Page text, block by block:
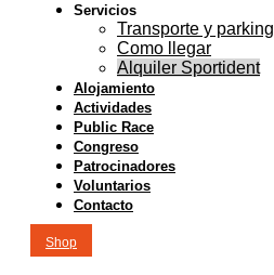
Servicios
Transporte y parking
Como llegar
Alquiler Sportident
Alojamiento
Actividades
Public Race
Congreso
Patrocinadores
Voluntarios
Contacto
Shop